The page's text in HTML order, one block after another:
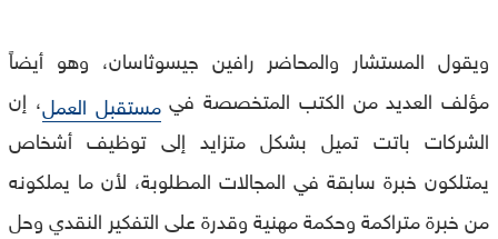
ويقول المستشار والمحاضر رافين جيسوثاسان، وهو أيضاً
مؤلف العديد من الكتب المتخصصة في مستقبل العمل، إن
الشركات باتت تميل بشكل متزايد إلى توظيف أشخاص
يمتلكون خبرة سابقة في المجالات المطلوبة، لأن ما يملكونه
من خبرة متراكمة وحكمة مهنية وقدرة على التفكير النقدي وحل